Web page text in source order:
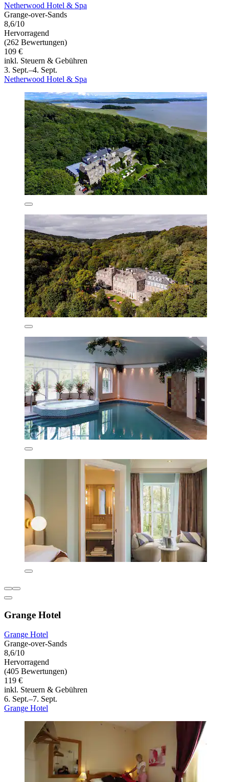
Netherwood Hotel & Spa
Grange-over-Sands
8,6/10
Hervorragend
(262 Bewertungen)
109 €
inkl. Steuern & Gebühren
3. Sept.–4. Sept.
Netherwood Hotel & Spa
Grange Hotel
Grange Hotel
Grange-over-Sands
8,6/10
Hervorragend
(405 Bewertungen)
119 €
inkl. Steuern & Gebühren
6. Sept.–7. Sept.
Grange Hotel